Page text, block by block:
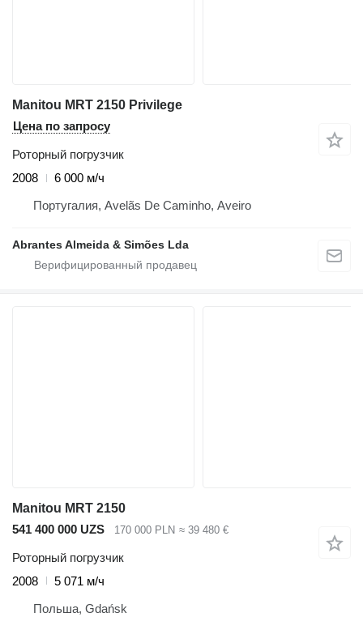
Manitou MRT 2150 Privilege
Цена по запросу
Роторный погрузчик
2008
6 000 м/ч
Португалия, Avelãs De Caminho, Aveiro
Abrantes Almeida & Simões Lda
Manitou MRT 2150
541 400 000 UZS
170 000 PLN ≈ 39 480 €
Роторный погрузчик
2008
5 071 м/ч
Польша, Gdańsk